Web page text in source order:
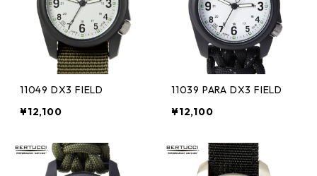
11049 DX3 FIELD
¥12,100
11039 PARA DX3 FIELD
¥12,100